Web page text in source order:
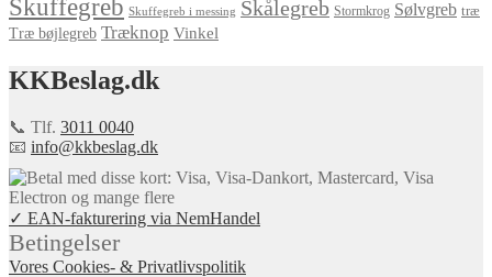
Skuffegreb Skuffegreb i messing Skålegreb Stormkrog Sølvgreb træ
Træ bøjlegreb Træknop Vinkel
KKBeslag.dk
📞 Tlf. 3011 0040
📧 info@kkbeslag.dk
✓ EAN-fakturering via NemHandel
Betingelser
Vores Cookies- & Privatlivspolitik